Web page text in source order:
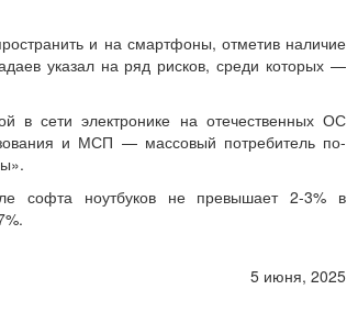
и на смартфоны, отметив наличие
указал на ряд рисков, среди которых —
в сети электронике на отечественных ОС
и МСП — массовый потребитель по-
софта ноутбуков не превышает 2-3% в
5 июня, 2025